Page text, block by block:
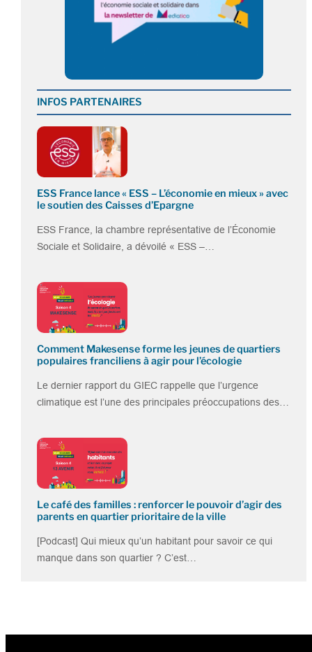
INFOS PARTENAIRES
ESS France lance « ESS – L’économie en mieux » avec
le soutien des Caisses d’Epargne
ESS France, la chambre représentative de l’Économie
Sociale et Solidaire, a dévoilé « ESS –…
Comment Makesense forme les jeunes de quartiers
populaires franciliens à agir pour l’écologie
Le dernier rapport du GIEC rappelle que l’urgence
climatique est l’une des principales préoccupations des…
Le café des familles : renforcer le pouvoir d’agir des
parents en quartier prioritaire de la ville
[Podcast] Qui mieux qu’un habitant pour savoir ce qui
manque dans son quartier ? C’est…